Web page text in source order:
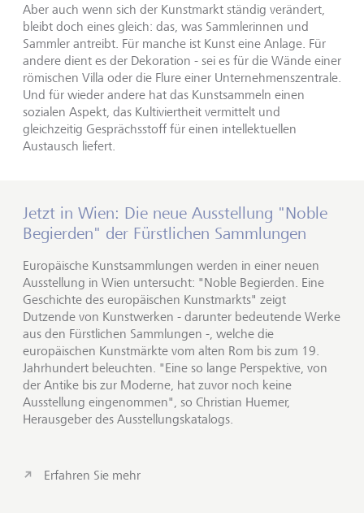
Aber auch wenn sich der Kunstmarkt ständig verändert,
bleibt doch eines gleich: das, was Sammlerinnen und
Sammler antreibt. Für manche ist Kunst eine Anlage. Für
andere dient es der Dekoration - sei es für die Wände einer
römischen Villa oder die Flure einer Unternehmenszentrale.
Und für wieder andere hat das Kunstsammeln einen
sozialen Aspekt, das Kultiviertheit vermittelt und
gleichzeitig Gesprächsstoff für einen intellektuellen
Austausch liefert.
Jetzt in Wien: Die neue Ausstellung "Noble
Begierden" der Fürstlichen Sammlungen
Europäische Kunstsammlungen werden in einer neuen
Ausstellung in Wien untersucht: "Noble Begierden. Eine
Geschichte des europäischen Kunstmarkts" zeigt
Dutzende von Kunstwerken - darunter bedeutende Werke
aus den Fürstlichen Sammlungen -, welche die
europäischen Kunstmärkte vom alten Rom bis zum 19.
Jahrhundert beleuchten. "Eine so lange Perspektive, von
der Antike bis zur Moderne, hat zuvor noch keine
Ausstellung eingenommen", so Christian Huemer,
Herausgeber des Ausstellungskatalogs.
Erfahren Sie mehr